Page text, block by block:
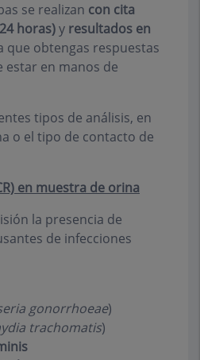
se realizan con cita
horas)y resultados en
que obtengas respuestas
en manos de
tipos de análisis, en
o el tipo de contacto de
en muestra de orina
la presencia de
de infecciones
gonorrhoeae)
trachomatis)